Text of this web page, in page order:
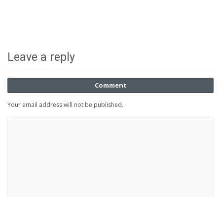
Leave a reply
Comment
Your email address will not be published.